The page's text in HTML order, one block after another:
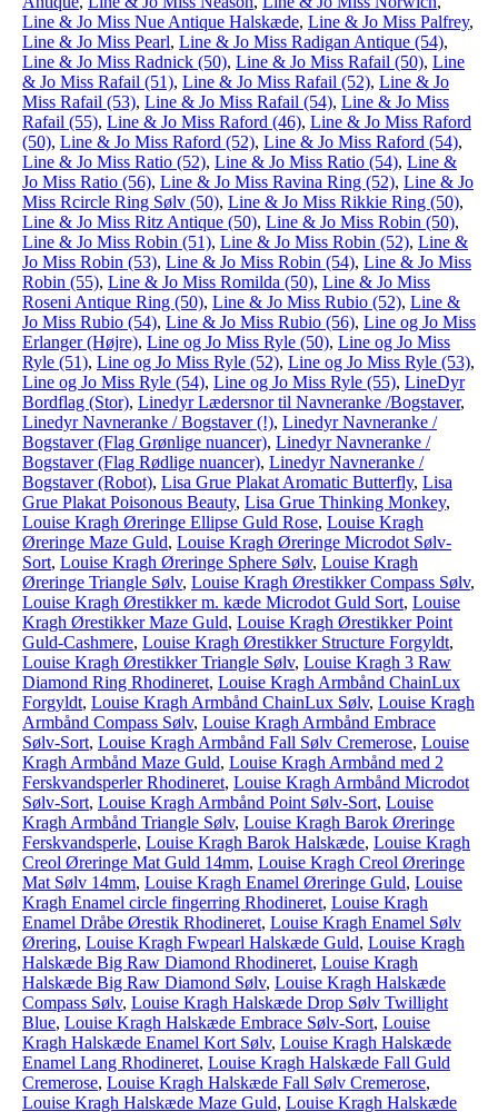
Line & Jo Miss Nue Antique Halskæde, Line & Jo Miss Palfrey,
Line & Jo Miss Pearl, Line & Jo Miss Radigan Antique (54),
Line & Jo Miss Radnick (50), Line & Jo Miss Rafail (50), Line
& Jo Miss Rafail (51), Line & Jo Miss Rafail (52), Line & Jo
Miss Rafail (53), Line & Jo Miss Rafail (54), Line & Jo Miss
Rafail (55), Line & Jo Miss Raford (46), Line & Jo Miss Raford
(50), Line & Jo Miss Raford (52), Line & Jo Miss Raford (54),
Line & Jo Miss Ratio (52), Line & Jo Miss Ratio (54), Line &
Jo Miss Ratio (56), Line & Jo Miss Ravina Ring (52), Line & Jo
Miss Rcircle Ring Sølv (50), Line & Jo Miss Rikkie Ring (50),
Line & Jo Miss Ritz Antique (50), Line & Jo Miss Robin (50),
Line & Jo Miss Robin (51), Line & Jo Miss Robin (52), Line &
Jo Miss Robin (53), Line & Jo Miss Robin (54), Line & Jo Miss
Robin (55), Line & Jo Miss Romilda (50), Line & Jo Miss
Roseni Antique Ring (50), Line & Jo Miss Rubio (52), Line &
Jo Miss Rubio (54), Line & Jo Miss Rubio (56), Line og Jo Miss
Erlanger (Højre), Line og Jo Miss Ryle (50), Line og Jo Miss
Ryle (51), Line og Jo Miss Ryle (52), Line og Jo Miss Ryle (53),
Line og Jo Miss Ryle (54), Line og Jo Miss Ryle (55), LineDyr
Bordflag (Stor), Linedyr Lædersnor til Navneranke /Bogstaver,
Linedyr Navneranke / Bogstaver (!), Linedyr Navneranke /
Bogstaver (Flag Grønlige nuancer), Linedyr Navneranke /
Bogstaver (Flag Rødlige nuancer), Linedyr Navneranke /
Bogstaver (Robot), Lisa Grue Plakat Aromatic Butterfly, Lisa
Grue Plakat Poisonous Beauty, Lisa Grue Thinking Monkey,
Louise Kragh Øreringe Ellipse Guld Rose, Louise Kragh
Øreringe Maze Guld, Louise Kragh Øreringe Microdot Sølv-
Sort, Louise Kragh Øreringe Sphere Sølv, Louise Kragh
Øreringe Triangle Sølv, Louise Kragh Ørestikker Compass Sølv,
Louise Kragh Ørestikker m. kæde Microdot Guld Sort, Louise
Kragh Ørestikker Maze Guld, Louise Kragh Ørestikker Point
Guld-Cashmere, Louise Kragh Ørestikker Structure Forgyldt,
Louise Kragh Ørestikker Triangle Sølv, Louise Kragh 3 Raw
Diamond Ring Rhodineret, Louise Kragh Armbånd ChainLux
Forgyldt, Louise Kragh Armbånd ChainLux Sølv, Louise Kragh
Armbånd Compass Sølv, Louise Kragh Armbånd Embrace
Sølv-Sort, Louise Kragh Armbånd Fall Sølv Cremerose, Louise
Kragh Armbånd Maze Guld, Louise Kragh Armbånd med 2
Ferskvandsperler Rhodineret, Louise Kragh Armbånd Microdot
Sølv-Sort, Louise Kragh Armbånd Point Sølv-Sort, Louise
Kragh Armbånd Triangle Sølv, Louise Kragh Barok Øreringe
Ferskvandsperle, Louise Kragh Barok Halskæde, Louise Kragh
Creol Øreringe Mat Guld 14mm, Louise Kragh Creol Øreringe
Mat Sølv 14mm, Louise Kragh Enamel Øreringe Guld, Louise
Kragh Enamel circle fingerring Rhodineret, Louise Kragh
Enamel Dråbe Ørestik Rhodineret, Louise Kragh Enamel Sølv
Ørering, Louise Kragh Fwpearl Halskæde Guld, Louise Kragh
Halskæde Big Raw Diamond Rhodineret, Louise Kragh
Halskæde Big Raw Diamond Sølv, Louise Kragh Halskæde
Compass Sølv, Louise Kragh Halskæde Drop Sølv Twillight
Blue, Louise Kragh Halskæde Embrace Sølv-Sort, Louise
Kragh Halskæde Enamel Kort Sølv, Louise Kragh Halskæde
Enamel Lang Rhodineret, Louise Kragh Halskæde Fall Guld
Cremerose, Louise Kragh Halskæde Fall Sølv Cremerose,
Louise Kragh Halskæde Maze Guld, Louise Kragh Halskæde